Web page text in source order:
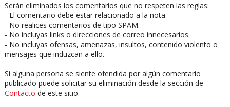
Serán eliminados los comentarios que no respeten las reglas:
- El comentario debe estar relacionado a la nota.
- No realices comentarios de tipo SPAM.
- No incluyas links o direcciones de correo innecesarios.
- No incluyas ofensas, amenazas, insultos, contenido violento o
mensajes que induzcan a ello.
Si alguna persona se siente ofendida por algún comentario
publicado puede solicitar su eliminación desde la sección de
Contacto de este sitio.